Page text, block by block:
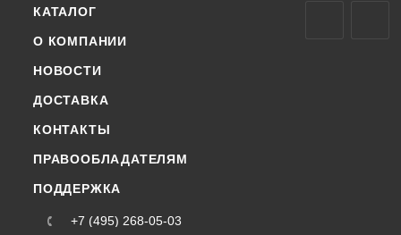
КАТАЛОГ
О КОМПАНИИ
НОВОСТИ
ДОСТАВКА
КОНТАКТЫ
ПРАВООБЛАДАТЕЛЯМ
ПОДДЕРЖКА
+7 (495) 268-05-03